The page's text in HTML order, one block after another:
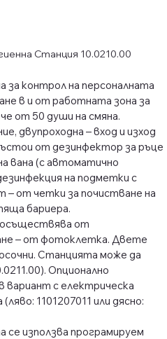
Станция 10.0210.00
за контрол на персоналната
в и от работната зона за
от 50 души на смяна.
двупроходна – вход и изход
от дезинфектор за ръце
вана (с автоматично
на подметки с
– от четки за почистване на
бариера.
осъществява от
– от фотоклетка. Двете
Станцията може да
Опционално
вариант с електрическа
1101207011 или дясно:
се използва програмируем